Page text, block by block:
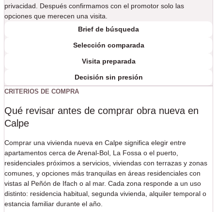
privacidad. Después confirmamos con el promotor solo las
opciones que merecen una visita.
Brief de búsqueda
Selección comparada
Visita preparada
Decisión sin presión
CRITERIOS DE COMPRA
Qué revisar antes de comprar obra nueva en
Calpe
Comprar una vivienda nueva en Calpe significa elegir entre
apartamentos cerca de Arenal-Bol, La Fossa o el puerto,
residenciales próximos a servicios, viviendas con terrazas y zonas
comunes, y opciones más tranquilas en áreas residenciales con
vistas al Peñón de Ifach o al mar. Cada zona responde a un uso
distinto: residencia habitual, segunda vivienda, alquiler temporal o
estancia familiar durante el año.